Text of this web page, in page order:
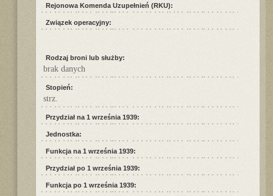
Rejonowa Komenda Uzupełnień (RKU):
Związek operacyjny:
Rodzaj broni lub służby:
brak danych
Stopień:
strz.
Przydział na 1 września 1939:
Jednostka:
Funkcja na 1 września 1939:
Przydział po 1 września 1939:
Funkcja po 1 września 1939: